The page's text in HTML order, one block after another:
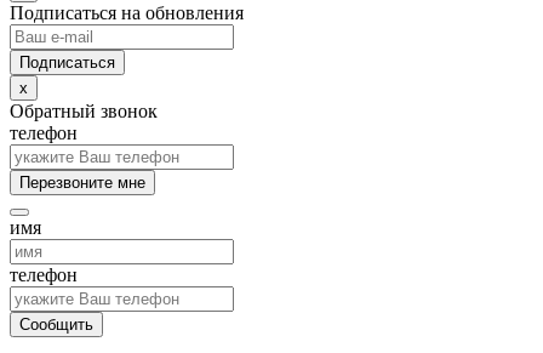
Подписаться на обновления
x
Обратный звонок
телефон
Перезвоните мне
имя
телефон
Сообщить